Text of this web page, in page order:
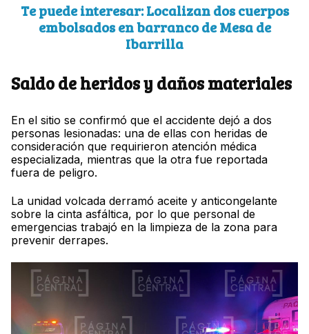
Te puede interesar: Localizan dos cuerpos
embolsados en barranco de Mesa de
Ibarrilla
Saldo de heridos y daños materiales
En el sitio se confirmó que el accidente dejó a dos
personas lesionadas: una de ellas con heridas de
consideración que requirieron atención médica
especializada, mientras que la otra fue reportada
fuera de peligro.
La unidad volcada derramó aceite y anticongelante
sobre la cinta asfáltica, por lo que personal de
emergencias trabajó en la limpieza de la zona para
prevenir derrapes.